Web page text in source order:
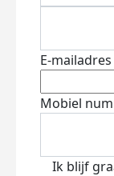
E-
Mobiel
Ik blijf